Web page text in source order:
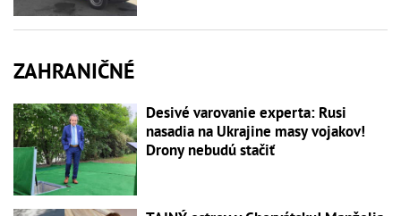
ZAHRANIČNÉ
Desivé varovanie experta: Rusi
nasadia na Ukrajine masy vojakov!
Drony nebudú stačiť